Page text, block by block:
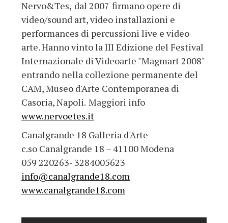
Nervo&Tes, dal 2007 firmano opere di
video/sound art, video installazioni e
performances di percussioni live e video
arte. Hanno vinto la III Edizione del Festival
Internazionale di Videoarte "Magmart 2008"
entrando nella collezione permanente del
CAM, Museo d'Arte Contemporanea di
Casoria, Napoli. Maggiori info
www.nervoetes.it
Canalgrande 18 Galleria d'Arte
c.so Canalgrande 18 – 41100 Modena
059 220263- 3284005623
info@canalgrande18.com
www.canalgrande18.com